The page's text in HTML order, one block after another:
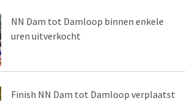
NN Dam tot Damloop binnen enkele
uren uitverkocht
Finish NN Dam tot Damloop verplaatst